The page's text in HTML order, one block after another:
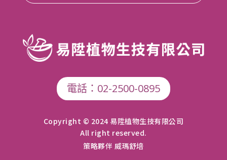
電話：02-2500-0895
Copyright © 2024 易陞植物生技有限公司
All right reserved.
策略夥伴 威瑪舒培